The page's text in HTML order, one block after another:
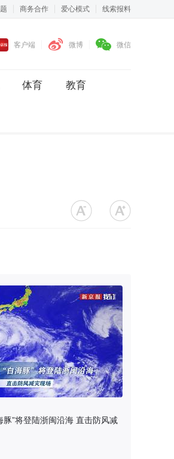
商务合作 爱心模式 线索报料
客户端 微博 微信
体育 教育
豚”将登陆浙闽沿海 直击防风减